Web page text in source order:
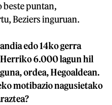
beste puntan,
Beziers inguruan.
edo 14ko gerra
6.000 lagun hil
ordea, Hegoaldean.
motibazio nagusietako